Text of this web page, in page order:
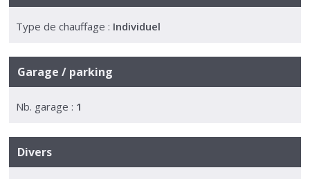
Type de chauffage : Individuel
Garage / parking
Nb. garage : 1
Divers